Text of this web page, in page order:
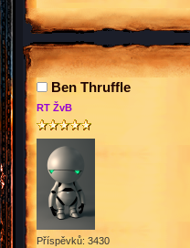
Ben Thruffle
RT ŽvB
Příspěvků: 3430